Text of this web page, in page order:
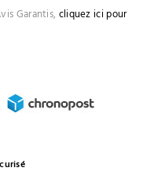
Garantis, cliquez ici pour